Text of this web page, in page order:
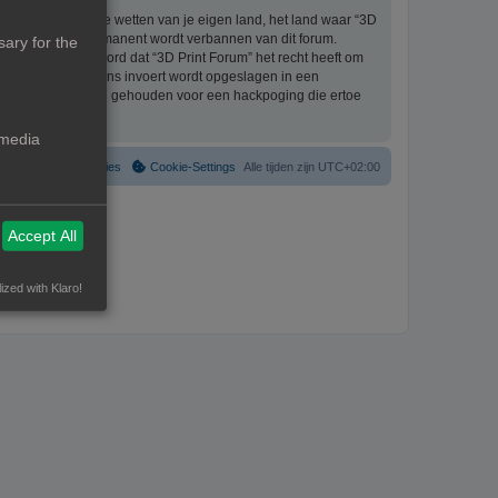
bevat die de wetten van je eigen land, het land waar “3D
ingang en permanent wordt verbannen van dit forum.
er mee akkoord dat “3D Print Forum” het recht heeft om
die je bij ons invoert wordt opgeslagen in een
worden gehouden voor een hackpoging die ertoe
Alle tijden zijn UTC+02:00
Cookie-Settings
Verwijder cookies
for the
Accept All
with Klaro!